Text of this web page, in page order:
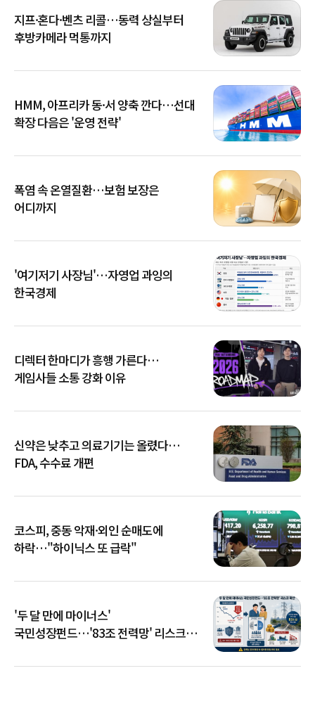
지프·혼다·벤츠 리콜…동력 상실부터
후방카메라 먹통까지
HMM, 아프리카 동·서 양축 깐다…선대
확장 다음은 '운영 전략'
폭염 속 온열질환…보험 보장은
어디까지
'여기저기 사장님'…자영업 과잉의
한국경제
디렉터 한마디가 흥행 가른다…
게임사들 소통 강화 이유
신약은 낮추고 의료기기는 올렸다…
FDA, 수수료 개편
코스피, 중동 악재·외인 순매도에
하락…"하이닉스 또 급락"
'두 달 만에 마이너스'
국민성장펀드…'83조 전력망' 리스크